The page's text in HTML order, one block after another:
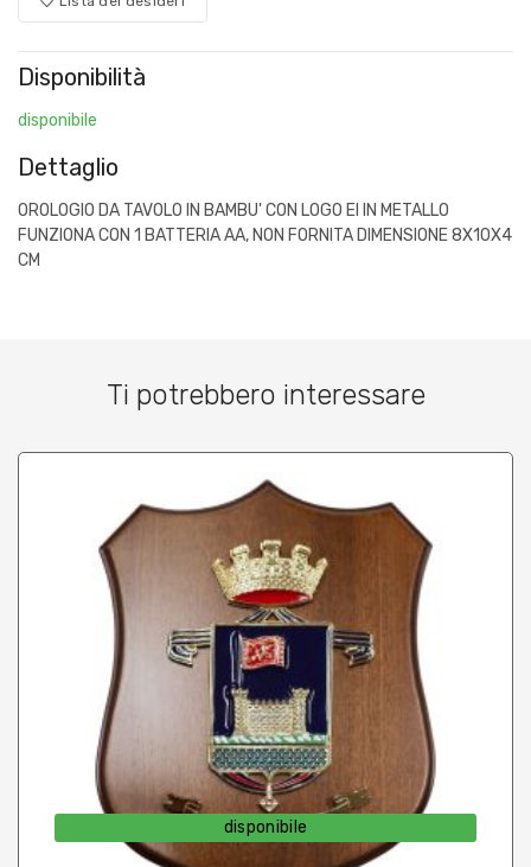
Disponibilità
disponibile
Dettaglio
OROLOGIO DA TAVOLO IN BAMBU' CON LOGO EI IN METALLO
FUNZIONA CON 1 BATTERIA AA, NON FORNITA DIMENSIONE 8X10X4
CM
Ti potrebbero interessare
disponibile